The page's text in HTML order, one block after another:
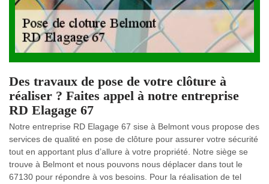
Des travaux de pose de votre clôture à
réaliser ? Faites appel à notre entreprise
RD Elagage 67
Notre entreprise RD Elagage 67 sise à Belmont vous propose des
services de qualité en pose de clôture pour assurer votre sécurité
tout en apportant plus d’allure à votre propriété. Notre siège se
trouve à Belmont et nous pouvons nous déplacer dans tout le
67130 pour répondre à vos besoins. Pour la réalisation de tel